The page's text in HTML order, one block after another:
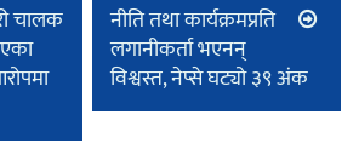
चालक
नीति तथा कार्यक्रमप्रति
लगानीकर्ता भएनन्
विश्वस्त, नेप्से घट्यो ३९ अंक